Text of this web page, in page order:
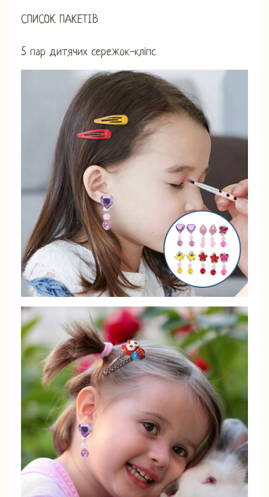
СПИСОК ПАКЕТІВ
5 пар дитячих сережок-кліпс